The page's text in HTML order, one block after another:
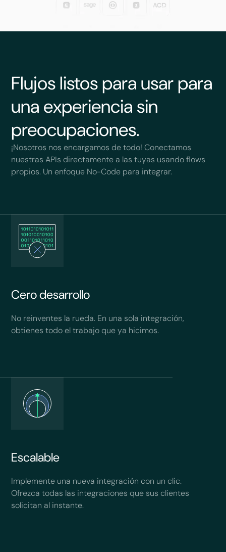
Flujos listos para usar para
una experiencia sin
preocupaciones.
¡Nosotros nos encargamos de todo! Conectamos
nuestras APIs directamente a las tuyas usando flows
propios. Un enfoque No-Code para integrar.
Cero desarrollo
No reinventes la rueda. En una sola integración,
obtienes todo el trabajo que ya hicimos.
Escalable
Implemente una nueva integración con un clic.
Ofrezca todas las integraciones que sus clientes
solicitan al instante.